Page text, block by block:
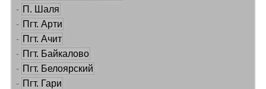
- П. Шаля
- Пгт. Арти
- Пгт. Ачит
- Пгт. Байкалово
- Пгт. Белоярский
- Пгт. Гари